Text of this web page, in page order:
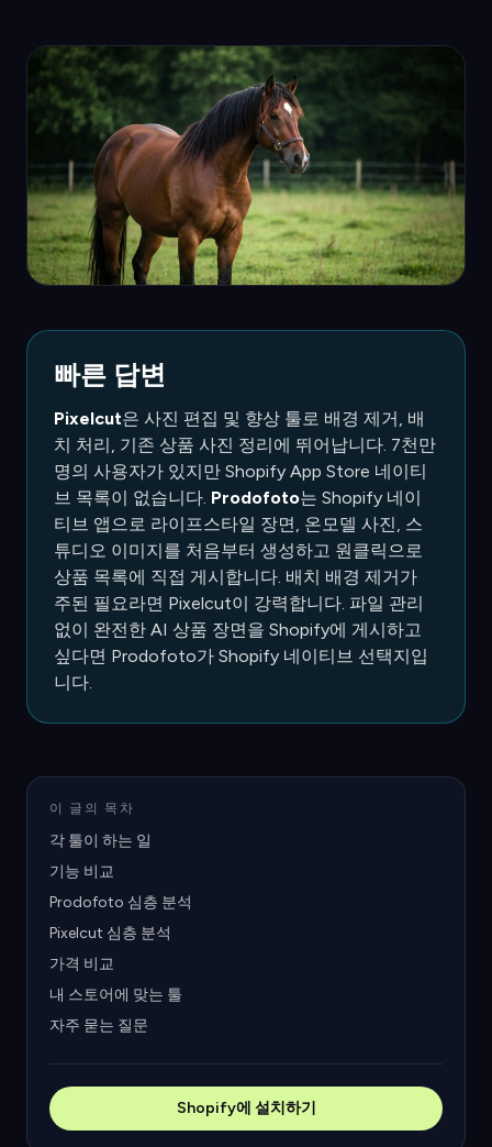
빠른 답변
Pixelcut은 사진 편집 및 향상 툴로 배경 제거, 배
치 처리, 기존 상품 사진 정리에 뛰어납니다. 7천만
명의 사용자가 있지만 Shopify App Store 네이티
브 목록이 없습니다. Prodofoto는 Shopify 네이
티브 앱으로 라이프스타일 장면, 온모델 사진, 스
튜디오 이미지를 처음부터 생성하고 원클릭으로
상품 목록에 직접 게시합니다. 배치 배경 제거가
주된 필요라면 Pixelcut이 강력합니다. 파일 관리
없이 완전한 AI 상품 장면을 Shopify에 게시하고
싶다면 Prodofoto가 Shopify 네이티브 선택지입
니다.
이 글의 목차
각 툴이 하는 일
기능 비교
Prodofoto 심층 분석
Pixelcut 심층 분석
가격 비교
내 스토어에 맞는 툴
자주 묻는 질문
Shopify에 설치하기